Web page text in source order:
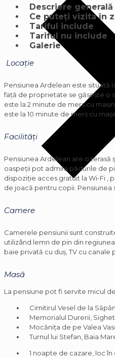
Descriere generală
Ce puteți vizita în
Tariful include
Tariful nu include
Galerie
Locație
Pensiunea Ardelean este situată
faţă de proprietate se găseşte o
este la 2 minute de mers cu
este la 10 minute de mers cu
Facilități
Pensiunea Ardelean are o terasă
oaspeţii pot admira pădurile de
dispoziţie acces gratuit la Wi-Fi ,
de joacă pentru copii. Pensiunea
Camere
Camerele pensiunii sunt
utilizând lemn de pin din
baie privată cu duş, TV cu canale
Masă
La pensiune pot fi servite micul
Cimitirul Vesel de la
Memorialul Durerii, Sighet
Mocăniţa de pe Valea
Turnul lui Stefan, Baia
1 noapte de cazare, loc